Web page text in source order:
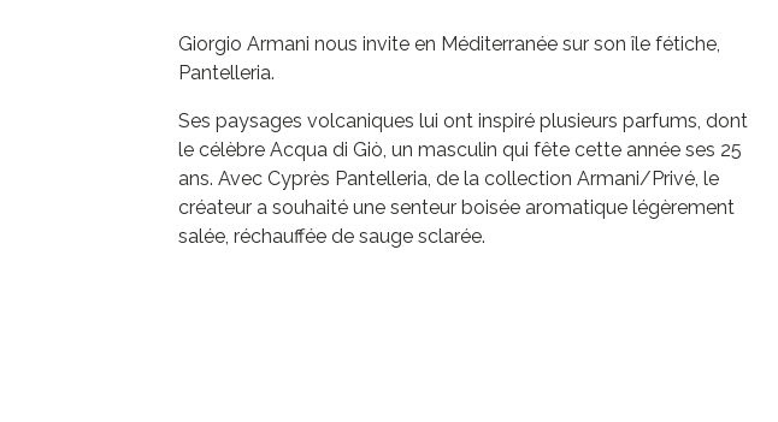
Giorgio Armani nous invite en Méditerranée sur son île fétiche,
Pantelleria.
Ses paysages volcaniques lui ont inspiré plusieurs parfums, dont
le célèbre Acqua di Giò, un masculin qui fête cette année ses 25
ans. Avec Cyprès Pantelleria, de la collection Armani/Privé, le
créateur a souhaité une senteur boisée aromatique légèrement
salée, réchauffée de sauge sclarée.